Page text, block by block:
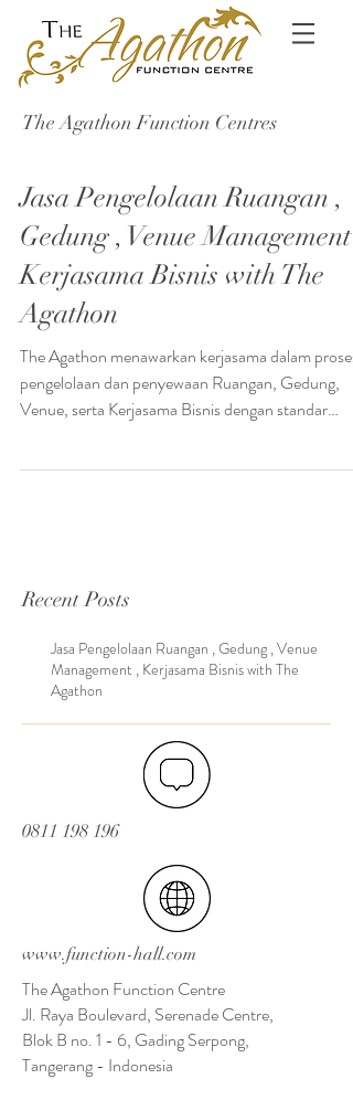
The Agathon Function Centres
Jasa Pengelolaan Ruangan ,
Gedung , Venue Management ,
Kerjasama Bisnis with The
Agathon
The Agathon menawarkan kerjasama dalam proses
pengelolaan dan penyewaan Ruangan, Gedung,
Venue, serta Kerjasama Bisnis dengan standar
Recent Posts
Jasa Pengelolaan Ruangan , Gedung , Venue
Management , Kerjasama Bisnis with The
Agathon
0811 198 196
www.function-hall.com
The Agathon Function Centre
Jl. Raya Boulevard, Serenade Centre,
Blok B no. 1 - 6, Gading Serpong,
Tangerang - Indonesia